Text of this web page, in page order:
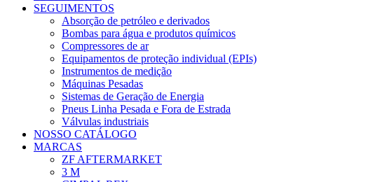
SEGUIMENTOS
Absorção de petróleo e derivados
Bombas para água e produtos químicos
Compressores de ar
Equipamentos de proteção individual (EPIs)
Instrumentos de medição
Máquinas Pesadas
Sistemas de Geração de Energia
Pneus Linha Pesada e Fora de Estrada
Válvulas industriais
NOSSO CATÁLOGO
MARCAS
ZF AFTERMARKET
3 M